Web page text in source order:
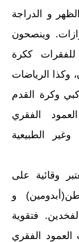
و الدراجة
وينصحون
ككرة
وكذا الرياضات
وكرة القدم
الفقري
وغير الطبيعية
وقائية على
و
فتقوية
الفقري